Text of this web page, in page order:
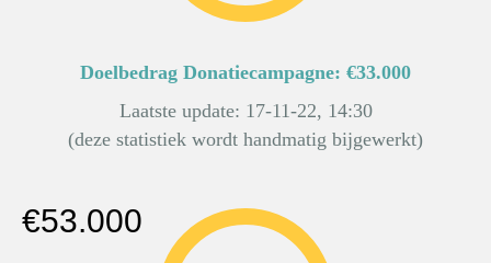
Doelbedrag Donatiecampagne: €33.000
Laatste update: 17-11-22, 14:30
(deze statistiek wordt handmatig bijgewerkt)
€53.000